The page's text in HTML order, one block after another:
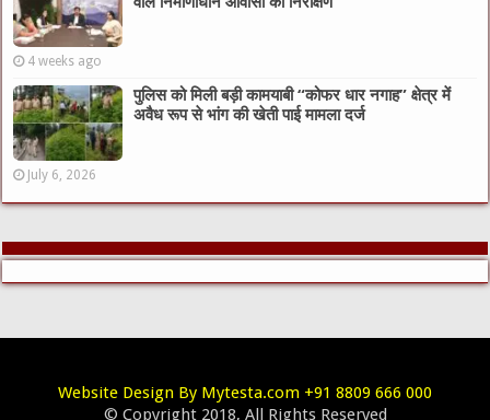
4 weeks ago
पुलिस को मिली बड़ी कामयाबी “कोफर धार नगाह” क्षेत्र में
अवैध रूप से भांग की खेती पाई मामला दर्ज
July 6, 2026
Website Design By Mytesta.com +91 8809 666 000
© Copyright 2018, All Rights Reserved